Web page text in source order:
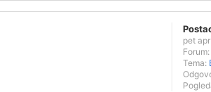
pet
Forum:
Tema: